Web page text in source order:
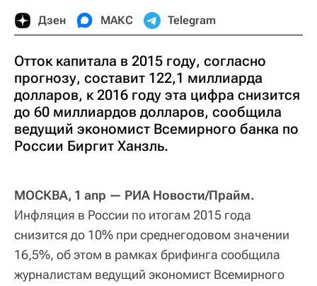
Дзен МАКС Telegram
Отток капитала в 2015 году, согласно
прогнозу, составит 122,1 миллиарда
долларов, к 2016 году эта цифра снизится
до 60 миллиардов долларов, сообщила
ведущий экономист Всемирного банка по
России Биргит Ханзль.
МОСКВА, 1 апр — РИА Новости/Прайм.
Инфляция в России по итогам 2015 года
снизится до 10% при среднегодовом значении
16,5%, об этом в рамках брифинга сообщила
журналистам ведущий экономист Всемирного